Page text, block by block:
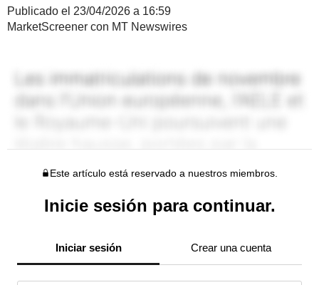
Publicado el 23/04/2026 a 16:59
MarketScreener con MT Newswires
Este artículo está reservado a nuestros miembros.
Inicie sesión para continuar.
Iniciar sesión Crear una cuenta